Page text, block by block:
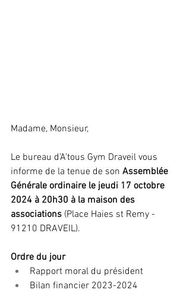
Madame, Monsieur,
Le bureau d’A’tous Gym Draveil vous
informe de la tenue de son Assemblée
Générale ordinaire le jeudi 17 octobre
2024 à 20h30 à la maison des
associations (Place Haies st Remy -
91210 DRAVEIL).
Ordre du jour
Rapport moral du président
Bilan financier 2023-2024